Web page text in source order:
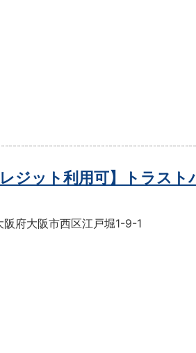
レジット利用可】トラス
阪府大阪市西区江戸堀1-9-1